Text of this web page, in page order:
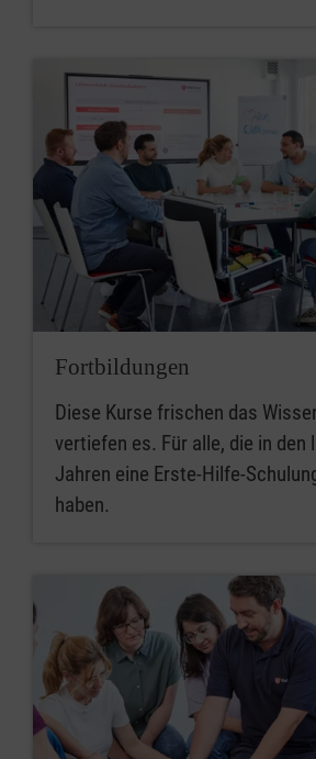
Fortbildungen
Diese Kurse frischen das
vertiefen es. Für alle, die in den
Jahren eine Erste-Hilfe-
haben.